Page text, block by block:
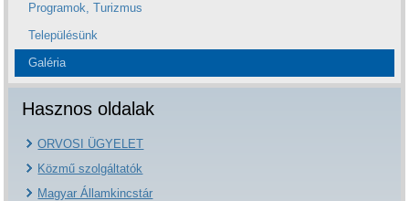
Programok, Turizmus
Településünk
Galéria
Hasznos oldalak
ORVOSI ÜGYELET
Közmű szolgáltatók
Magyar Államkincstár